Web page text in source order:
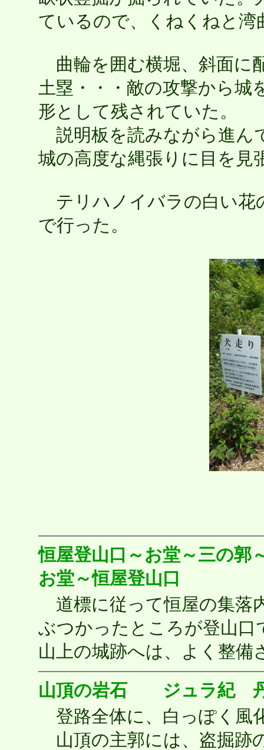
ているので、くねくねと湾
曲輪を囲む横堀、斜面に
土塁・・・敵の攻撃から城
形として残されていた。
説明板を読みながら進ん
城の高度な縄張りに目を見
テリハノイバラの白い花
で行った。
恒屋登山口～お堂～三の郭
お堂～恒屋登山口
道標に従って恒屋の集落
ぶつかったところが登山口
山上の城跡へは、よく整備
山頂の岩石 ジュラ紀 丹
登路全体に、白っぽく風
山頂の主郭には、盗掘跡